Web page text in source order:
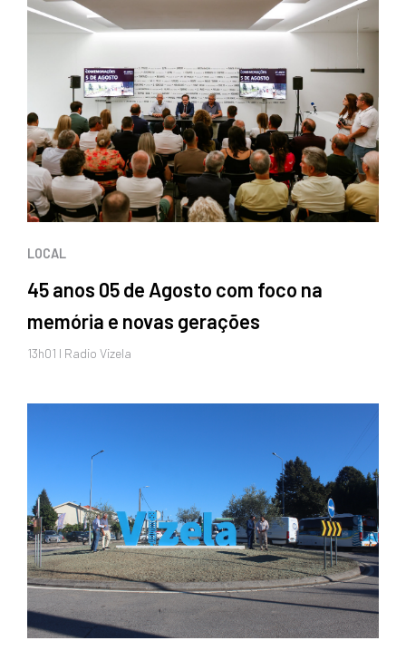
LOCAL
45 anos 05 de Agosto com foco na
memória e novas gerações
13h01 I Radio Vizela